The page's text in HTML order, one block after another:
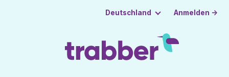
Deutschland Anmelden →